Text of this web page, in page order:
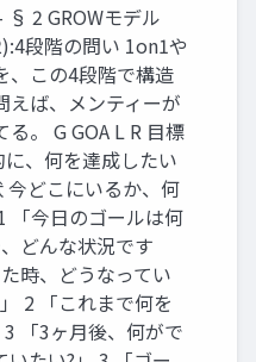
§ 2 GROWモデル
段階の問い 1on1や
、この4段階で構造
えば、メンティーが
。 G GOA L R 目標
、何を達成したい
今どこにいるか、何
「今日のゴールは何
どんな状況です
時、どうなってい
2 「これまで何を
「3ヶ月後、何がで